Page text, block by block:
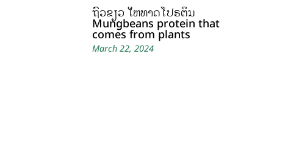
ຖົ່ວຂຽວ ໃຫ້ທາດໂປຣຕິນ
Mungbeans protein that
comes from plants
March 22, 2024